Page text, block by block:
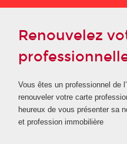
Renouvelez
Vous êtes un professionnel de
renouveler votre carte
heureux de vous présenter sa
et profession immobilière